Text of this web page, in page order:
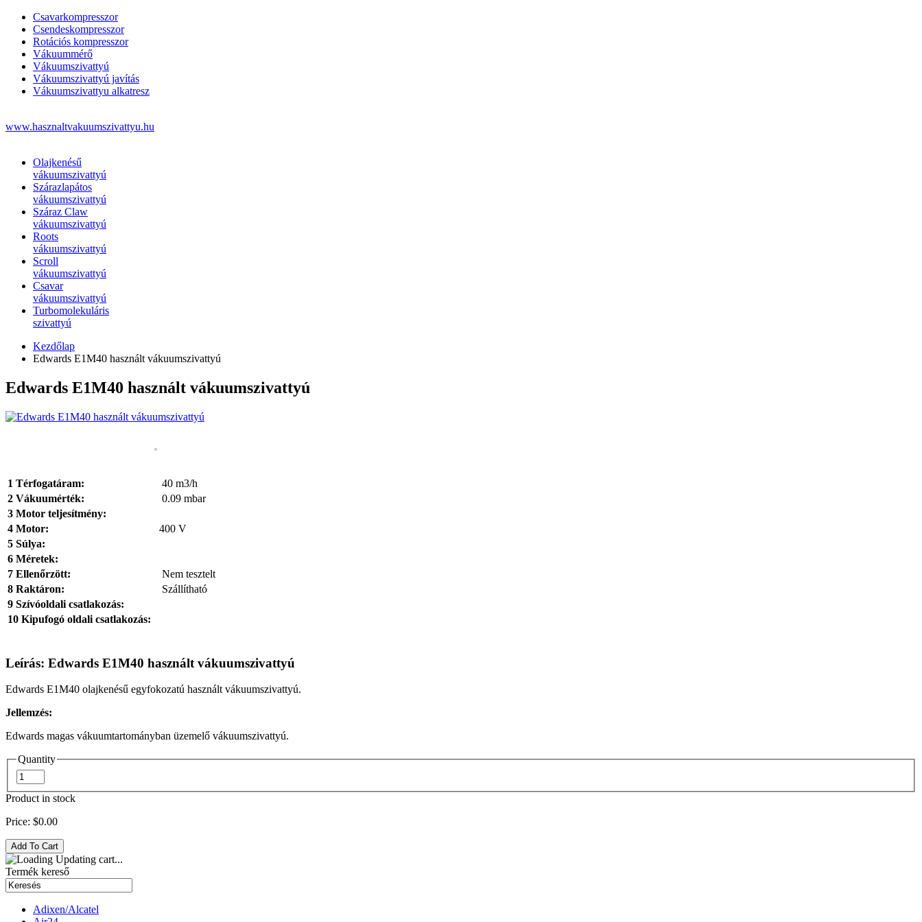
Csavarkompresszor
Csendeskompresszor
Rotációs kompresszor
Vákuummérő
Vákuumszivattyú
Vákuumszivattyú javítás
Vákuumszivattyu alkatresz
www.hasznaltvakuumszivattyu.hu
Olajkenésű
vákuumszivattyú
Szárazlapátos
vákuumszivattyú
Száraz Claw
vákuumszivattyú
Roots
vákuumszivattyú
Scroll
vákuumszivattyú
Csavar
vákuumszivattyú
Turbomolekuláris
szivattyú
Kezdőlap
Edwards E1M40 használt vákuumszivattyú
Edwards E1M40 használt vákuumszivattyú
1 Térfogatáram:
40 m3/h
2 Vákuumérték:
0.09 mbar
3 Motor teljesítmény:
4 Motor:
400 V
5 Súlya:
6 Méretek:
7 Ellenőrzött:
Nem tesztelt
8 Raktáron:
Szállítható
9 Szívóoldali csatlakozás:
10 Kipufogó oldali csatlakozás:
Leírás: Edwards E1M40 használt vákuumszivattyú
Edwards E1M40 olajkenésű egyfokozatú használt vákuumszivattyú.
Jellemzés:
Edwards magas vákuumtartományban üzemelő vákuumszivattyú.
Quantity
Product in stock
Price: $0.00
Updating cart...
Termék kereső
Adixen/Alcatel